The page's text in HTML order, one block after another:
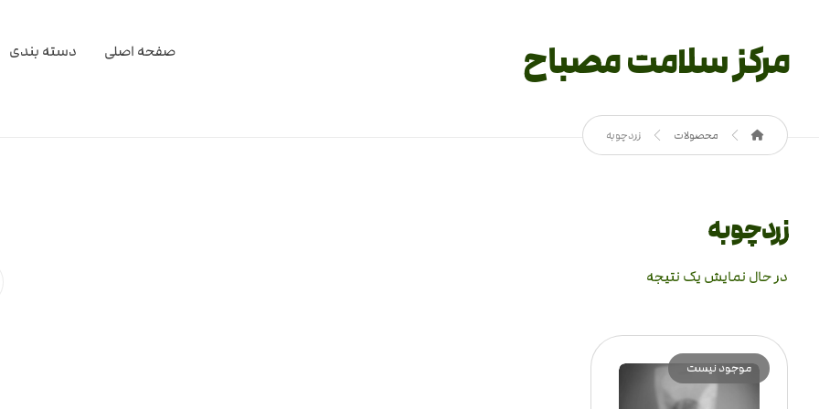
مرکز سلامت مصباح صفحه اصلی دسته بندی
محصولات زردچوبه
زردچوبه
در حال نمایش یک نتیجه
موجود نیست